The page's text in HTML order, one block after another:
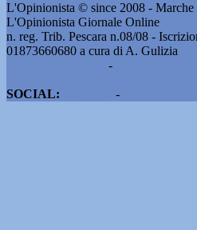
L'Opinionista © since 2008 - Marche
L'Opinionista Giornale Online
n. reg. Trib. Pescara n.08/08 -
01873660680 a cura di A. Gulizia
-
SOCIAL:
-